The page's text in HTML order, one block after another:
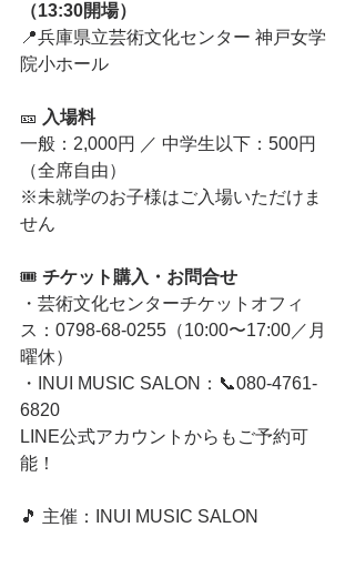
（13:30開場）
📍兵庫県立芸術文化センター 神戸女学
院小ホール
🎫 入場料
一般：2,000円 ／ 中学生以下：500円
（全席自由）
※未就学のお子様はご入場いただけま
せん
🎟 チケット購入・お問合せ
・芸術文化センターチケットオフィ
ス：0798-68-0255（10:00〜17:00／月
曜休）
・INUI MUSIC SALON：📞080-4761-
6820
LINE公式アカウントからもご予約可
能！
🎵 主催：INUI MUSIC SALON